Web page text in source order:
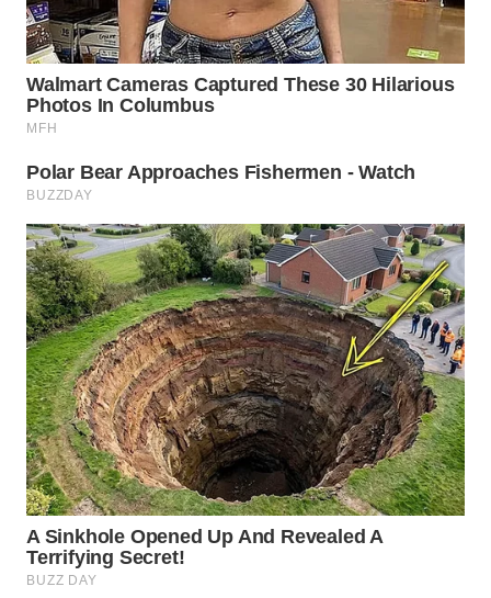
WN
INDRAMAYU
WN
KUNINGAN
WN
MAJALENGKA
WN
SUBANG
WN
SUKABUMI
WN
PURWAKARTA
WN
PRIANGAN
TIMUR